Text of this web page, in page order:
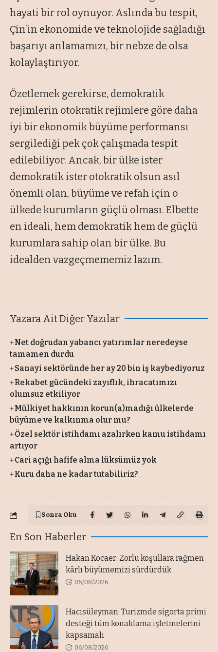
hayati bir rol oynuyor. Aslında bu tespit,
Çin’in ekonomide ve teknolojide sağladığı
başarıyı anlamamızı, bir nebze de olsa
kolaylaştırıyor.
Özetlemek gerekirse, demokratik
rejimlerin otokratik rejimlere göre daha
iyi bir ekonomik büyüme performansı
sergilediği pek çok çalışmada tespit
edilebiliyor. Ancak, bir ülke ister
demokratik ister otokratik olsun asıl
önemli olan, büyüme ve refah için o
ülkede kurumların güçlü olması. Elbette
en ideali, hem demokratik hem de güçlü
kurumlara sahip olan bir ülke. Bu
idealden vazgeçmememiz lazım.
Yazara Ait Diğer Yazılar
Net doğrudan yabancı yatırımlar neredeyse
tamamen durdu
Sanayi sektöründe her ay 20 bin iş kaybediyoruz
Rekabet gücündeki zayıflık, ihracatımızı
olumsuz etkiliyor
Mülkiyet hakkının korun(a)madığı ülkelerde
büyüme ve kalkınma olur mu?
Özel sektör istihdamı azalırken kamu istihdamı
artıyor
Cari açığı hafife alma lüksümüz yok
Kuru daha ne kadar tutabiliriz?
Sonra Oku
En Son Haberler
Hakan Kocaer: Zorlu koşullara rağmen
kârlı büyümemizi sürdürdük
06/08/2026
Hacısüleyman: Turizmde sigorta primi
desteği tüm konaklama işletmelerini
kapsamalı
06/08/2026